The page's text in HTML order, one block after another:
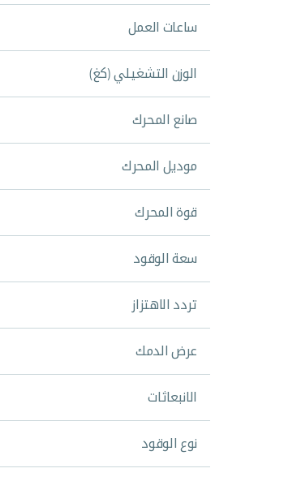
ساعات العمل
الوزن التشغيلي (كغ)
صانع المحرك
موديل المحرك
قوة المحرك
سعة الوقود
تردد الاهتزاز
عرض الدمك
الانبعاثات
نوع الوقود